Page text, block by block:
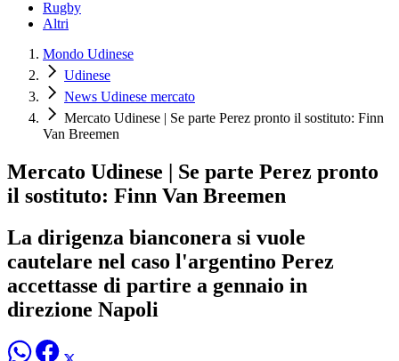
Rugby
Altri
Mondo Udinese
Udinese
News Udinese mercato
Mercato Udinese | Se parte Perez pronto il sostituto: Finn
Van Breemen
Mercato Udinese | Se parte Perez pronto
il sostituto: Finn Van Breemen
La dirigenza bianconera si vuole
cautelare nel caso l'argentino Perez
accettasse di partire a gennaio in
direzione Napoli